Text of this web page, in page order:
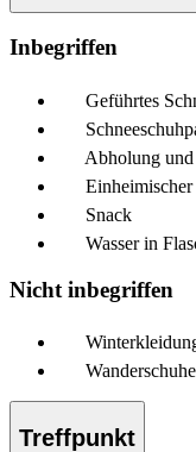
Inbegriffen
Geführtes
Abholung
Snack
Wasser in
Nicht inbegriffen
Wanderschuhe
Treffpunkt